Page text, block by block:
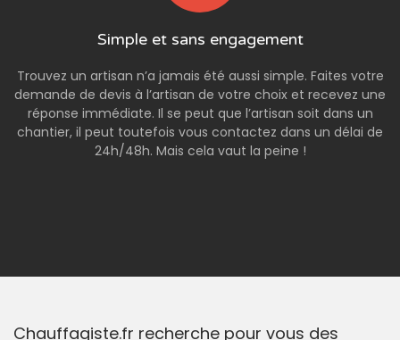
Simple et sans engagement
Trouvez un artisan n’a jamais été aussi simple. Faites votre
demande de devis à l’artisan de votre choix et recevez une
réponse immédiate. Il se peut que l’artisan soit dans un
chantier, il peut toutefois vous contactez dans un délai de
24h/48h. Mais cela vaut la peine !
Chauffagiste.fr recherche pour vous des